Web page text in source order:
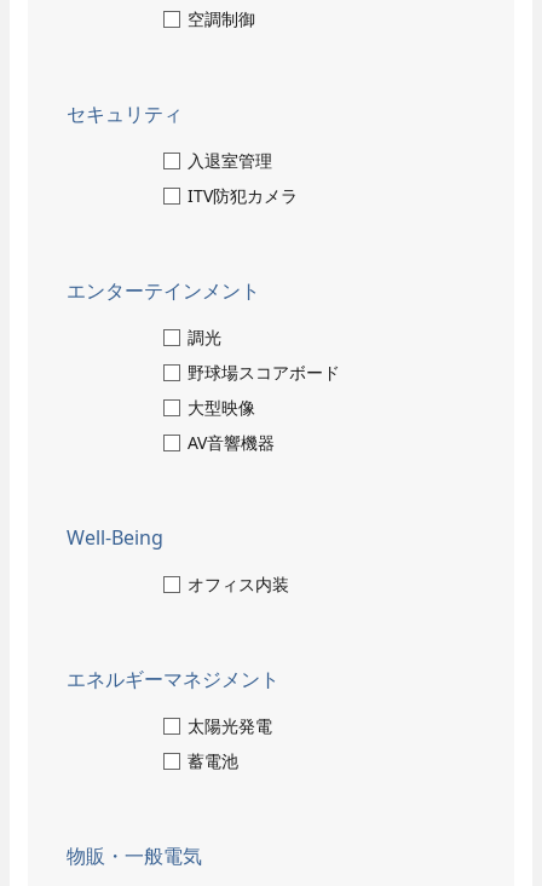
空調制御
セキュリティ
入退室管理
ITV防犯カメラ
エンターテインメント
調光
野球場スコアボード
大型映像
AV音響機器
Well-Being
オフィス内装
エネルギーマネジメント
太陽光発電
蓄電池
物販・一般電気
- 先輩社員インタビュー
事務系総合職
- 数字で見るパナソニック
- 当社のビジネス
技術教育センター
- 新卒採用
- キャリア採用
学校・病院・官公庁
ホテル・ホール・テレビスタジオ
商業施設
EWエンジニアリング
福利厚生・各種制度
当社のビジネス
技術教育センター